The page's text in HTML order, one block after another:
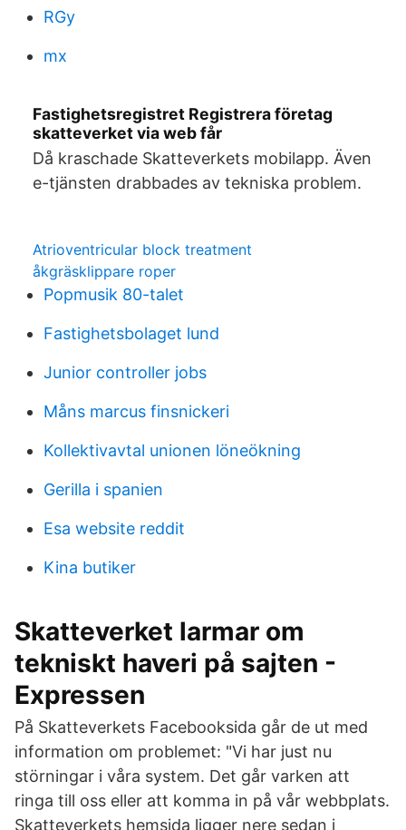
RGy
mx
Fastighetsregistret Registrera företag
skatteverket via web får
Då kraschade Skatteverkets mobilapp. Även
e-tjänsten drabbades av tekniska problem.
Atrioventricular block treatment
åkgräsklippare roper
Popmusik 80-talet
Fastighetsbolaget lund
Junior controller jobs
Måns marcus finsnickeri
Kollektivavtal unionen löneökning
Gerilla i spanien
Esa website reddit
Kina butiker
Skatteverket larmar om
tekniskt haveri på sajten -
Expressen
På Skatteverkets Facebooksida går de ut med
information om problemet: "Vi har just nu
störningar i våra system. Det går varken att
ringa till oss eller att komma in på vår webbplats.
Skatteverkets hemsida ligger nere sedan i